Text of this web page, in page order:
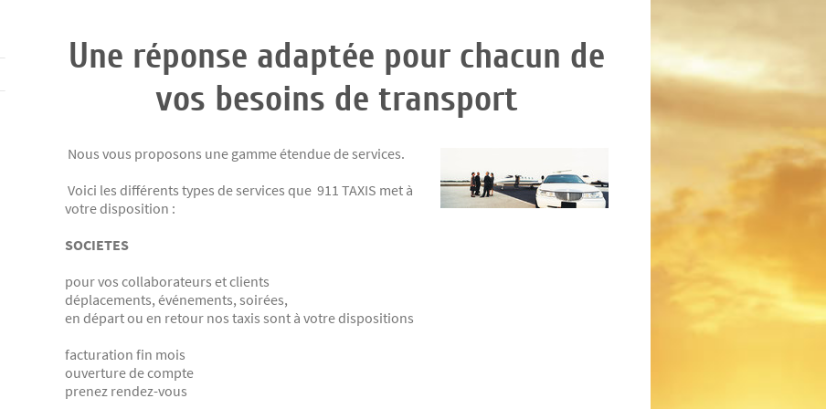
Une réponse adaptée pour chacun de
vos besoins de transport
Nous vous proposons une gamme étendue de services.
Voici les différents types de services que 911 TAXIS met à
votre disposition :
SOCIETES
pour vos collaborateurs et clients
déplacements, événements, soirées,
en départ ou en retour nos taxis sont à votre dispositions
facturation fin mois
ouverture de compte
prenez rendez-vous